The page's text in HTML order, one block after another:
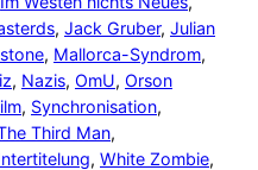
, Jack Gruber, Julian
, Mallorca-Syndrom
, Nazis, OmU, Orson
, Synchronisation
Third Man
, White Zombie